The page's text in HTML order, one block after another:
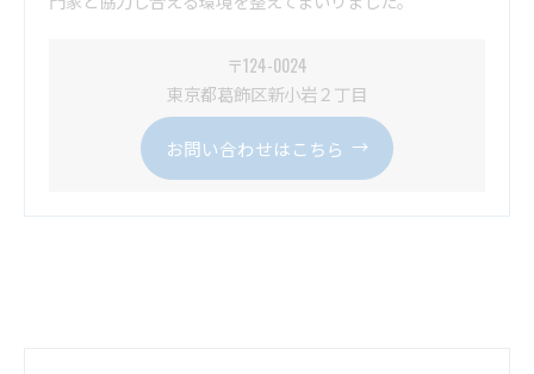
〒124-0024
東京都葛飾区新小岩２丁目
お問い合わせはこちら